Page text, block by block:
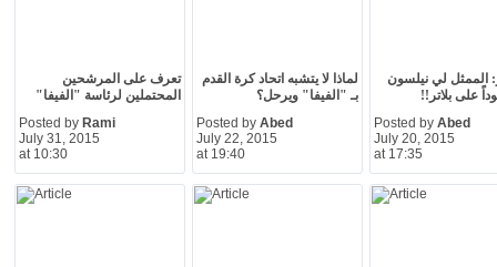
تعرف على المرشحين
المحتملين لرئاسة "الفيفا"
Posted by Rami
July 31, 2015
at 10:30
لماذا لا يتشبه اتحاد كرة القدم
بـ "الفيفا" ويرحل؟
Posted by Abed
July 22, 2015
at 19:40
الممثل لي نيلسون
على بلاتر!!
Posted by Abed
July 20, 2015
at 17:35